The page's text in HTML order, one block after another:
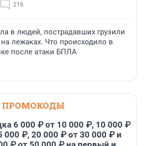
216
в людей, пострадавших грузили
лежаках. Что происходило в
после атаки БПЛА
ПРОМОКОДЫ
6 000 ₽ от 10 000 ₽, 10 000 ₽
000 ₽, 20 000 ₽ от 30 000 ₽ и